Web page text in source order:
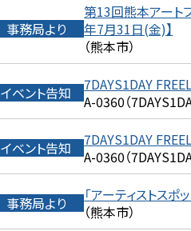
事務局より
第13回熊本アート
年7月31日(金)】
（熊本市）
イベント告知
7DAYS1DAY
A-0360（
イベント告知
7DAYS1DAY
A-0360（
事務局より
「アーティストス
（熊本市）